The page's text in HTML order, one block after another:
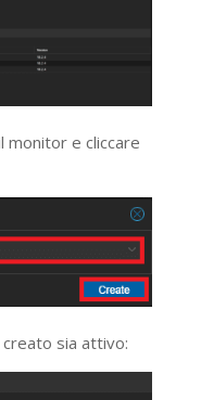
monitor e cliccare
sia attivo: